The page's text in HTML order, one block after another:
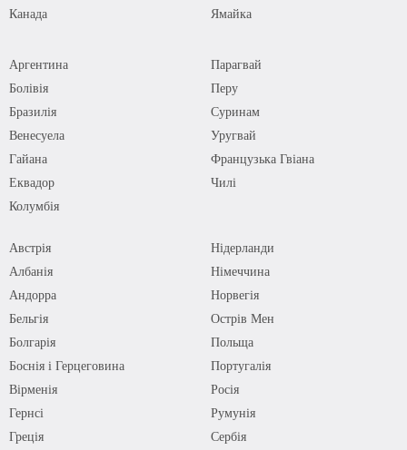
Канада
Ямайка
Аргентина
Болівія
Бразилія
Венесуела
Гайана
Еквадор
Колумбія
Парагвай
Перу
Суринам
Уругвай
Французька Гвіана
Чилі
Австрія
Албанія
Андорра
Бельгія
Болгарія
Боснія і Герцеговина
Вірменія
Гернсі
Греція
Нідерланди
Німеччина
Норвегія
Острів Мен
Польща
Португалія
Росія
Румунія
Сербія